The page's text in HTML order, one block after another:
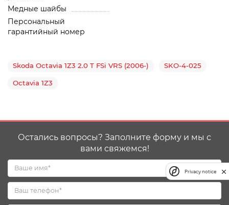
Медные шайбы
Персональный
гарантийный номер
Skoda Octavia 1Z3 2.0 T FSi VRS (2006-) SKO-4-025
Octavia 1Z3
Остались вопросы? Заполните форму и мы с
вами свяжемся!
Privacy notice